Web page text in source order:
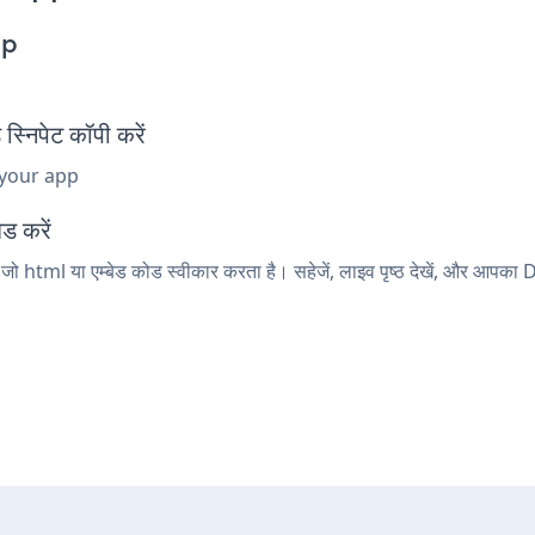
कॉपी करें
app
करें
html या एम्बेड कोड स्वीकार करता है। सहेजें, लाइव पृष्ठ देखें, और आपका